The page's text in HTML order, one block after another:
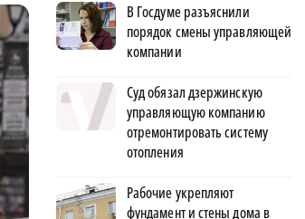
В Госдуме разъяснили
порядок смены управляющей
компании
Суд обязал дзержинскую
управляющую компанию
отремонтировать систему
отопления
Рабочие укрепляют
фундамент и стены дома в